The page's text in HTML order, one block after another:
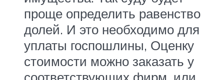
проще определить равенство
долей. И это необходимо для
уплаты госпошлины, Оценку
стоимости можно заказать у